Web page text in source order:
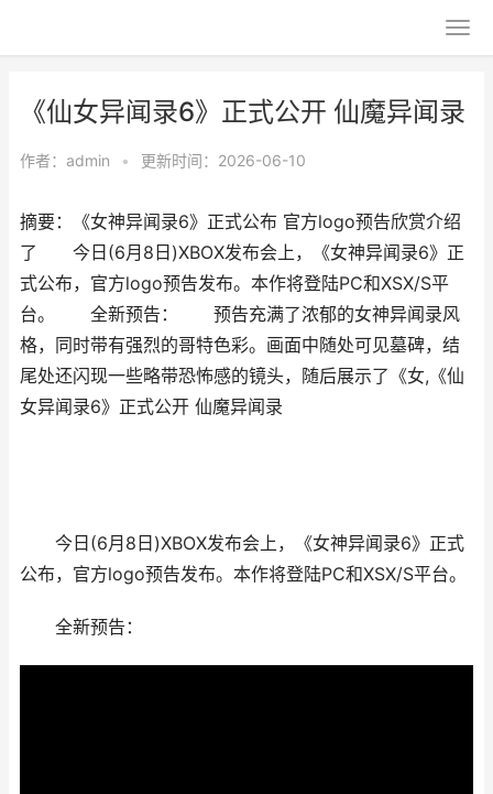
《仙女异闻录6》正式公开 仙魔异闻录
作者： admin • 更新时间：2026-06-10
摘要：《女神异闻录6》正式公布 官方logo预告欣赏介绍
了 今日(6月8日)XBOX发布会上，《女神异闻录6》正
式公布，官方logo预告发布。本作将登陆PC和XSX/S平
台。 全新预告： 预告充满了浓郁的女神异闻录风
格，同时带有强烈的哥特色彩。画面中随处可见墓碑，结
尾处还闪现一些略带恐怖感的镜头，随后展示了《女,《仙
女异闻录6》正式公开 仙魔异闻录
今日(6月8日)XBOX发布会上，《女神异闻录6》正式
公布，官方logo预告发布。本作将登陆PC和XSX/S平台。
全新预告：